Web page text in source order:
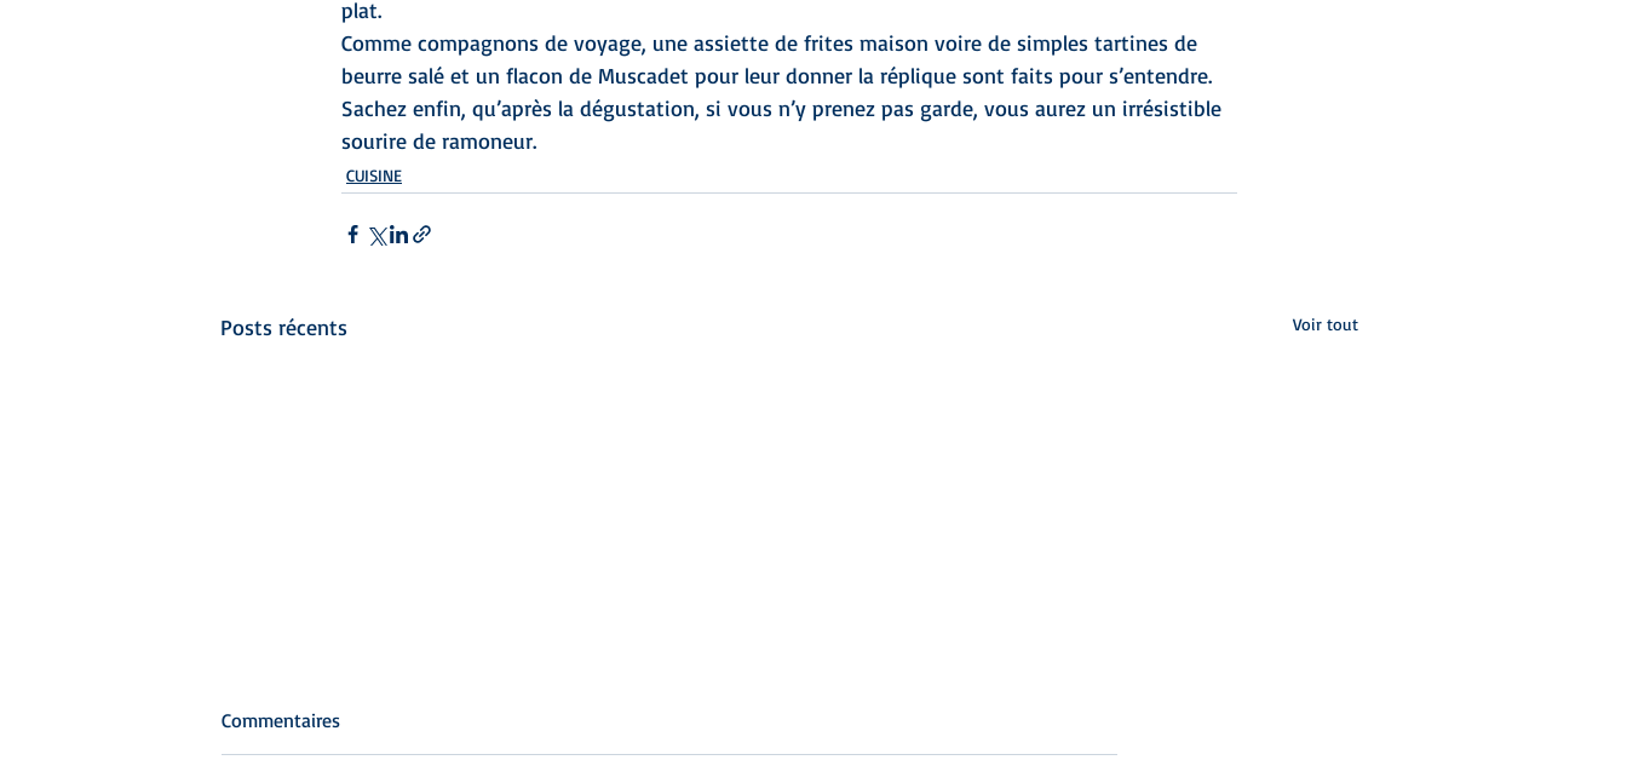
plat.
Comme compagnons de voyage, une assiette de frites maison voire de simples tartines de
beurre salé et un flacon de Muscadet pour leur donner la réplique sont faits pour s’entendre.
Sachez enfin, qu’après la dégustation, si vous n’y prenez pas garde, vous aurez un irrésistible
sourire de ramoneur.
CUISINE
Posts récents Voir tout
Commentaires